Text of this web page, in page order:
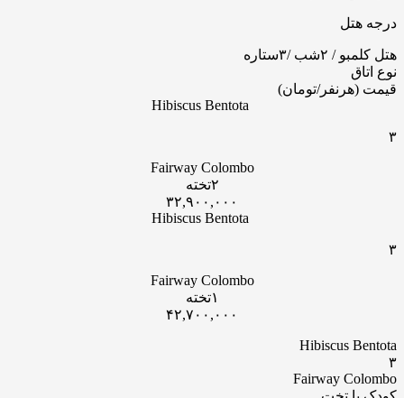
درجه هتل
هتل کلمبو / ۲شب /۳ستاره
نوع اتاق
قیمت (هرنفر/تومان)
۳
Fairway Colombo
۲تخته
۳۲,۹۰۰,۰۰۰
۳
Fairway Colombo
۱تخته
۴۲,۷۰۰,۰۰۰
Hibiscus Bentota
۳
Fairway Colombo